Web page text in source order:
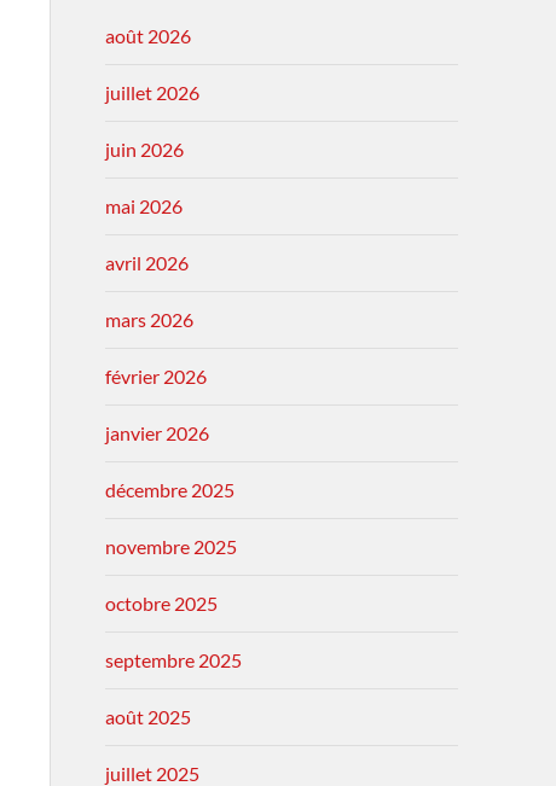
août 2026
juillet 2026
juin 2026
mai 2026
avril 2026
mars 2026
février 2026
janvier 2026
décembre 2025
novembre 2025
octobre 2025
septembre 2025
août 2025
juillet 2025